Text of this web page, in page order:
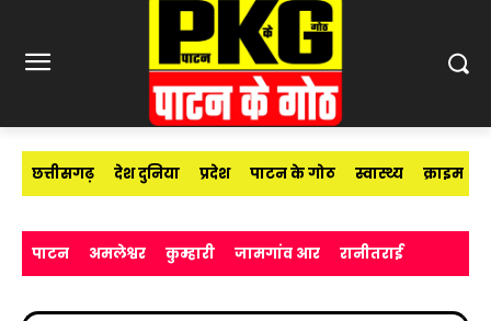
छत्तीसगढ़ देश दुनिया प्रदेश पाटन के गोठ स्वास्थ्य क्राइम
पाटन अमलेश्वर कुम्हारी जामगांव आर रानीतराई